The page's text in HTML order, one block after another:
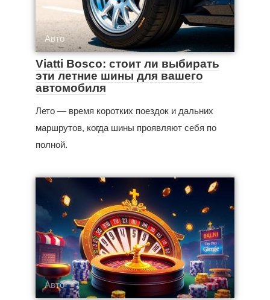
Авто
Viatti Bosco: стоит ли выбирать
эти летние шины для вашего
автомобиля
Лето — время коротких поездок и дальних
маршрутов, когда шины проявляют себя по
полной.
Авто